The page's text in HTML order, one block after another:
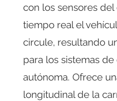
con los sensores del
tiempo real el
circule, resultando
para los sistemas
autónoma. Ofrece
longitudinal de la